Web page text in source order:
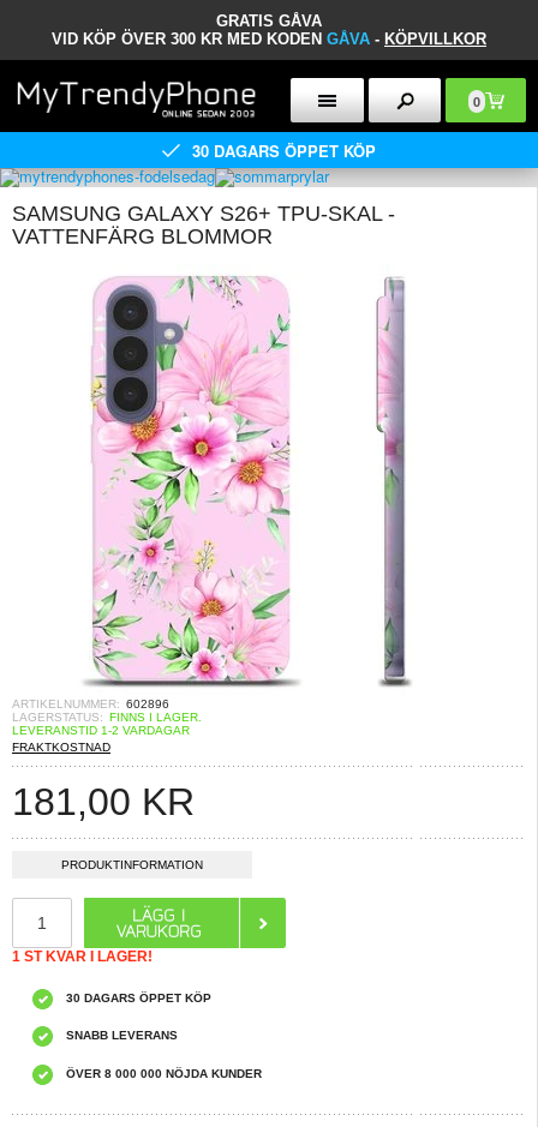
GRATIS GÅVA
VID KÖP ÖVER 300 KR MED KODEN GÅVA - KÖPVILLKOR
0
30 DAGARS ÖPPET KÖP
SAMSUNG GALAXY S26+ TPU-SKAL -
VATTENFÄRG BLOMMOR
ARTIKELNUMMER: 602896
LAGERSTATUS: FINNS I LAGER.
LEVERANSTID 1-2 VARDAGAR
FRAKTKOSTNAD
181,00 KR
PRODUKTINFORMATION
1 ST KVAR I LAGER!
30 DAGARS ÖPPET KÖP
SNABB LEVERANS
ÖVER 8 000 000 NÖJDA KUNDER